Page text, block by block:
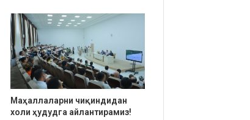
Маҳаллаларни чиқиндидан
холи ҳудудга айлантирамиз!